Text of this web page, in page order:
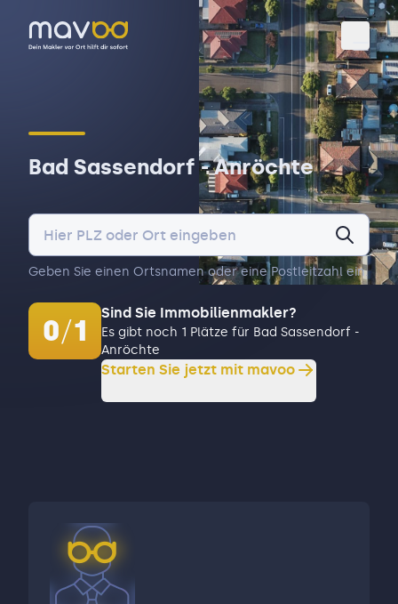
Bad Sassendorf - Anröchte
Geben Sie einen Ortsnamen oder eine Postleitzahl ein.
0/1
Sind Sie Immobilienmakler?
Es gibt noch 1 Plätze für Bad Sassendorf -
Anröchte
Starten Sie jetzt mit mavoo